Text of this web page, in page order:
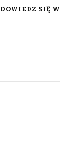
DOWIEDZ SIĘ